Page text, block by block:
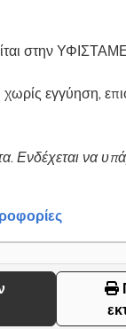
στην
εγγύηση,
Ενδέχεται να